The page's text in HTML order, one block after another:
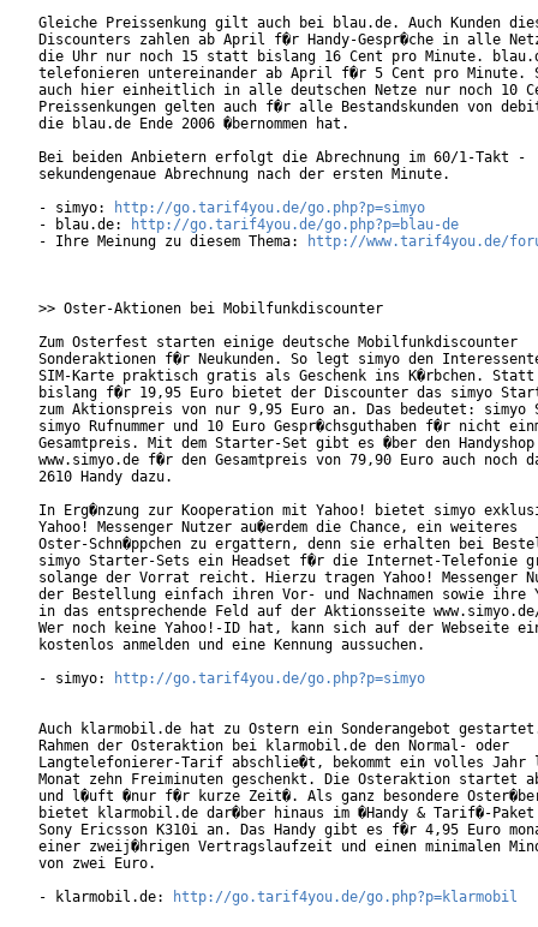
Gleiche Preissenkung gilt auch bei blau.de. Auch Kunden
Discounters zahlen ab April f�r Handy-Gespr�che in alle
die Uhr nur noch 15 statt bislang 16 Cent pro Minute.
telefonieren untereinander ab April f�r 5 Cent pro Minute.
auch hier einheitlich in alle deutschen Netze nur noch 10
Preissenkungen gelten auch f�r alle Bestandskunden von
die blau.de Ende 2006 �bernommen hat.
Bei beiden Anbietern erfolgt die Abrechnung im 60/1-Takt -
sekundengenaue Abrechnung nach der ersten Minute.
- simyo:
http://go.tarif4you.de/go.php?p=simyo
- blau.de:
http://go.tarif4you.de/go.php?p=blau-de
- Ihre Meinung zu diesem Thema:
http://www.tarif4you.de/
>> Oster-Aktionen bei Mobilfunkdiscounter
Zum Osterfest starten einige deutsche Mobilfunkdiscounter
Sonderaktionen f�r Neukunden. So legt simyo den
SIM-Karte praktisch gratis als Geschenk ins K�rbchen. Statt
bislang f�r 19,95 Euro bietet der Discounter das simyo
zum Aktionspreis von nur 9,95 Euro an. Das bedeutet: simyo
simyo Rufnummer und 10 Euro Gespr�chsguthaben f�r nicht
Gesamtpreis. Mit dem Starter-Set gibt es �ber den
www.simyo.de f�r den Gesamtpreis von 79,90 Euro auch noch
2610 Handy dazu.
In Erg�nzung zur Kooperation mit Yahoo! bietet simyo
Yahoo! Messenger Nutzer au�erdem die Chance, ein weiteres
Oster-Schn�ppchen zu ergattern, denn sie erhalten bei
simyo Starter-Sets ein Headset f�r die Internet-Telefonie
solange der Vorrat reicht. Hierzu tragen Yahoo! Messenger
der Bestellung einfach ihren Vor- und Nachnamen sowie ihre
in das entsprechende Feld auf der Aktionsseite
Wer noch keine Yahoo!-ID hat, kann sich auf der Webseite
kostenlos anmelden und eine Kennung aussuchen.
- simyo:
http://go.tarif4you.de/go.php?p=simyo
Auch klarmobil.de hat zu Ostern ein Sonderangebot
Rahmen der Osteraktion bei klarmobil.de den Normal- oder
Langtelefonierer-Tarif abschlie�t, bekommt ein volles Jahr
Monat zehn Freiminuten geschenkt. Die Osteraktion startet
und l�uft �nur f�r kurze Zeit�. Als ganz besondere
bietet klarmobil.de dar�ber hinaus im �Handy & Tarif�-Paket
Sony Ericsson K310i an. Das Handy gibt es f�r 4,95 Euro
einer zweij�hrigen Vertragslaufzeit und einen minimalen
von zwei Euro.
- klarmobil.de:
http://go.tarif4you.de/go.php?p=klarmobil